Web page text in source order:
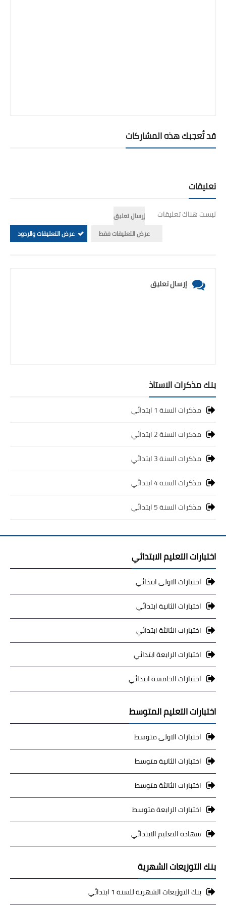
قد تُعجبك هذه المشاركات
تعليقات
ليست هناك تعليقات
إرسال تعليق
عرض التعليقات فقط
عرض التعليقات والردود
إرسال تعليق
بنك مذكرات الاستاذ
مذكرات السنة 1 ابتدائي
مذكرات السنة 2 ابتدائي
مذكرات السنة 3 ابتدائي
مذكرات السنة 4 ابتدائي
مذكرات السنة 5 ابتدائي
اختبارات التعليم الابتدائي
اختبارات الاولى ابتدائي
اختبارات الثانية ابتدائي
اختبارات الثالثة ابتدائي
اختبارات الرابعة ابتدائي
اختبارات الخامسة ابتدائي
اختبارات التعليم المتوسط
اختبارات الاولى متوسط
اختبارات الثانية متوسط
اختبارات الثالثة متوسط
اختبارات الرابعة متوسط
شهادة التعليم الابتدائي
بنك التوزيعات الشهرية
بنك التوزيعات الشهرية للسنة 1 ابتدائي